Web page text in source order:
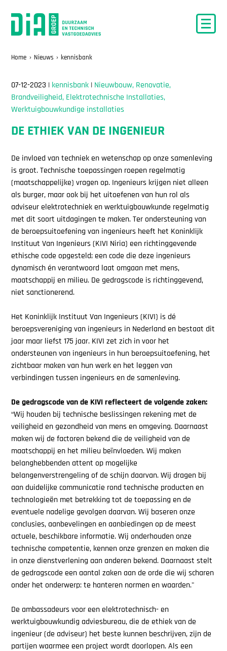
Home Nieuws kennisbank
07-12-2023 | kennisbank
Nieuwbouw, Renovatie,
Brandveiligheid, Elektrotechnische Installaties,
Werktuigbouwkundige installaties
DE ETHIEK VAN DE INGENIEUR
De invloed van techniek en wetenschap op onze samenleving
is groot. Technische toepassingen roepen regelmatig
(maatschappelijke) vragen op. Ingenieurs krijgen niet alleen
als burger, maar ook bij het uitoefenen van hun rol als
adviseur elektrotechniek en werktuigbouwkunde regelmatig
met dit soort uitdagingen te maken. Ter ondersteuning van
de beroepsuitoefening van ingenieurs heeft het Koninklijk
Instituut Van Ingenieurs (KIVI Niria) een richtinggevende
ethische code opgesteld; een code die deze ingenieurs
dynamisch én verantwoord laat omgaan met mens,
maatschappij en milieu. De gedragscode is richtinggevend,
niet sanctionerend.
Het Koninklijk Instituut Van Ingenieurs (KIVI) is dé
beroepsvereniging van ingenieurs in Nederland en bestaat dit
jaar maar liefst 175 jaar. KIVI zet zich in voor het
ondersteunen van ingenieurs in hun beroepsuitoefening, het
zichtbaar maken van hun werk en het leggen van
verbindingen tussen ingenieurs en de samenleving.
De gedragscode van de KIVI reflecteert de volgende zaken:
“Wij houden bij technische beslissingen rekening met de
veiligheid en gezondheid van mens en omgeving. Daarnaast
maken wij de factoren bekend die de veiligheid van de
maatschappij en het milieu beïnvloeden. Wij maken
belanghebbenden attent op mogelijke
belangenverstrengeling of de schijn daarvan. Wij dragen bij
aan duidelijke communicatie rond technische producten en
technologieën met betrekking tot de toepassing en de
eventuele nadelige gevolgen daarvan. Wij baseren onze
conclusies, aanbevelingen en aanbiedingen op de meest
actuele, beschikbare informatie. Wij onderhouden onze
technische competentie, kennen onze grenzen en maken die
in onze dienstverlening aan anderen bekend. Daarnaast stelt
de gedragscode een aantal zaken aan de orde die wij scharen
onder het onderwerp: te hanteren normen en waarden."
De ambassadeurs voor een elektrotechnisch- en
werktuigbouwkundig adviesbureau, die de ethiek van de
ingenieur (de adviseur) het beste kunnen beschrijven, zijn de
partijen waarmee een project wordt doorlopen. Als een